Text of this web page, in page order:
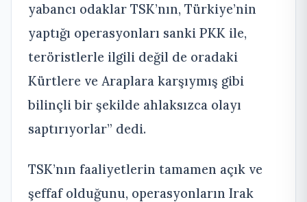
yabancı odaklar TSK’nın, Türkiye’nin
yaptığı operasyonları sanki PKK ile,
teröristlerle ilgili değil de oradaki
Kürtlere ve Araplara karşıymış gibi
bilinçli bir şekilde ahlaksızca olayı
saptırıyorlar” dedi.
TSK’nın faaliyetlerin tamamen açık ve
şeffaf olduğunu, operasyonların Irak